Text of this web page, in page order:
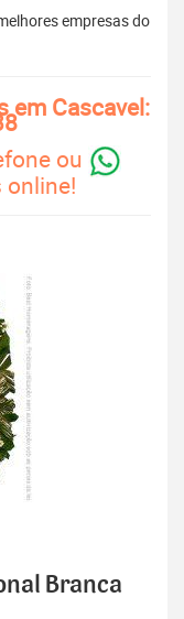
empresas do
em Cascavel:
ou
online!
Branca